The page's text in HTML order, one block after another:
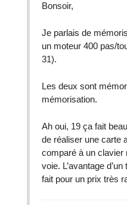
Bonsoir,
Je parlais de
un moteur 400 pas/
31).
Les deux sont
mémorisation.
Ah oui, 19 ça fait
de réaliser une carte
comparé à un clavier
voie. L’avantage
fait pour un prix très